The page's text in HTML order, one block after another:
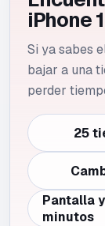
iPhone
Si ya sabes
bajar a una
perder
25
Pantalla
minutos